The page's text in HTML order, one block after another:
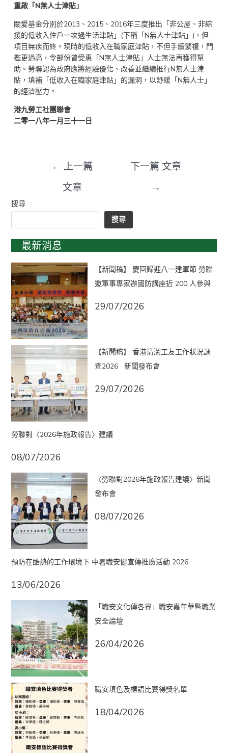
重啟「N無人士津貼」
關愛基金分別於2013、2015、2016年三度推出「非公屋、非綜
援的低收入住戶一次過生活津貼」(下稱「N無人士津貼」)，但
項目無疾而終。現時的低收入在職家庭津貼，不但手續繁複，門
檻更過高，令部份曾受惠「N無人士津貼」人士無法再獲得幫
助。勞聯認為政府應將經驗優化、改善並繼續推行N無人士津
貼，填補「低收入在職家庭津貼」的漏洞，以舒緩「N無人士」
的經濟壓力。
港九勞工社團聯會
二零一八年一月三十一日
← 上一篇
文章
下一篇 文章
→
搜尋
搜尋
最新消息
【新聞稿】 慶回歸迎八一建軍節 勞聯
邀軍事專家辦國防講座近 200 人參與
29/07/2026
【新聞稿】 香港清潔工友工作狀況調
查2026 新聞發布會
29/07/2026
勞聯對〈2026年施政報告〉建議
08/07/2026
〈勞聯對2026年施政報告建議〉新聞
發布會
08/07/2026
預防在酷熱的工作環境下 中暑職安健宣傳推廣活動 2026
13/06/2026
「職安文化傳各界」職安嘉年華暨職業
安全論壇
26/04/2026
職安填色及標語比賽得獎名單
18/04/2026